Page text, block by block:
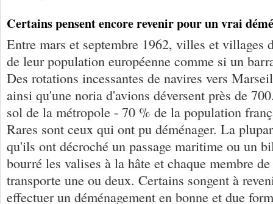
Certains pensent encore revenir pour un vrai
Entre mars et septembre 1962, villes et villages
de leur population européenne comme si un
Des rotations incessantes de navires vers
ainsi qu'une noria d'avions déversent près de
sol de la métropole - 70 % de la population
Rares sont ceux qui ont pu déménager. La
qu'ils ont décroché un passage maritime ou un
bourré les valises à la hâte et chaque membre
transporte une ou deux. Certains songent à
effectuer un déménagement en bonne et due